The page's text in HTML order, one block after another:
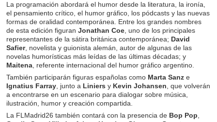
La programación abordará el humor desde la literatura, la ironía,
el pensamiento crítico, el humor gráfico, los pódcasts y las nuevas
formas de oralidad contemporánea. Entre los grandes nombres
de esta edición figuranJonathan Coe , uno de los principales
representantes de la sátira británica contemporánea; David
Safier, novelista y guionista alemán, autor de algunas de las
novelas humorísticas más leídas de las últimas décadas; y
Maitena , referente internacional del humor gráfico argentino.
También participarán figuras españolas como Marta Sanze
Ignatius Farray , junto a Liniers y Kevin Johansen , que volverán
a encontrarse en un escenario para dialogar sobre música,
ilustración, humor y creación compartida.
La FLMadrid26 también contará con la presencia de Bop Pop